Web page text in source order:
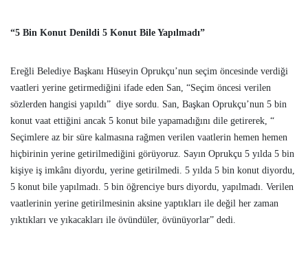
“5 Bin Konut Denildi 5 Konut Bile Yapılmadı”
Ereğli Belediye Başkanı Hüseyin Oprukçu’nun seçim öncesinde verdiği
vaatleri yerine getirmediğini ifade eden San, “Seçim öncesi verilen
sözlerden hangisi yapıldı” diye sordu. San, Başkan Oprukçu’nun 5 bin
konut vaat ettiğini ancak 5 konut bile yapamadığını dile getirerek, “
Seçimlere az bir süre kalmasına rağmen verilen vaatlerin hemen hemen
hiçbirinin yerine getirilmediğini görüyoruz. Sayın Oprukçu 5 yılda 5 bin
kişiye iş imkânı diyordu, yerine getirilmedi. 5 yılda 5 bin konut diyordu,
5 konut bile yapılmadı. 5 bin öğrenciye burs diyordu, yapılmadı. Verilen
vaatlerinin yerine getirilmesinin aksine yaptıkları ile değil her zaman
yıktıkları ve yıkacakları ile övündüler, övünüyorlar” dedi.